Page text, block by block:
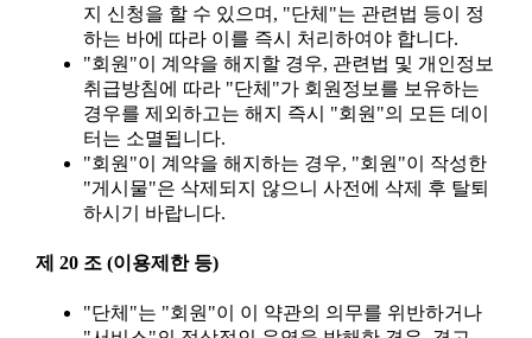
지 신청을 할 수 있으며, "단체"는 관련법 등이 정
하는 바에 따라 이를 즉시 처리하여야 합니다.
"회원"이 계약을 해지할 경우, 관련법 및 개인정보
취급방침에 따라 "단체"가 회원정보를 보유하는
경우를 제외하고는 해지 즉시 "회원"의 모든 데이
터는 소멸됩니다.
"회원"이 계약을 해지하는 경우, "회원"이 작성한
"게시물"은 삭제되지 않으니 사전에 삭제 후 탈퇴
하시기 바랍니다.
제 20 조 (이용제한 등)
"단체"는 "회원"이 이 약관의 의무를 위반하거나